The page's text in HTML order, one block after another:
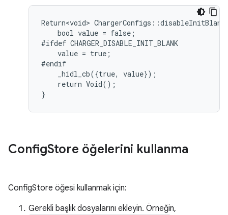
Return<void>
    bool value = false;
#ifdef CHARGER_DISABLE_INIT_BLANK
    value = true;
#endif
    _hidl_cb({true, value});
    return Void();
ConfigStore öğelerini kullanma
ConfigStore öğesi kullanmak için:
Gerekli başlık dosyalarını ekleyin. Örneğin,